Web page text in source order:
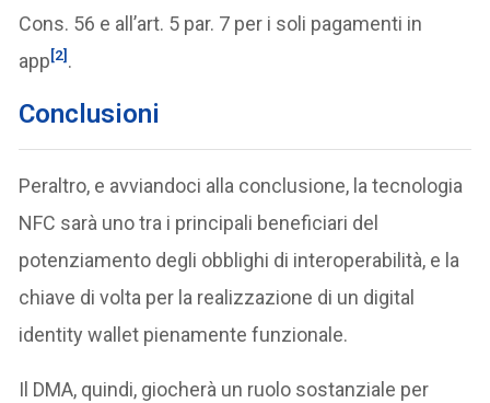
Cons. 56 e all’art. 5 par. 7 per i soli pagamenti in
app[2] .
Conclusioni
Peraltro, e avviandoci alla conclusione, la tecnologia
NFC sarà uno tra i principali beneficiari del
potenziamento degli obblighi di interoperabilità, e la
chiave di volta per la realizzazione di un digital
identity wallet pienamente funzionale.
Il DMA, quindi, giocherà un ruolo sostanziale per